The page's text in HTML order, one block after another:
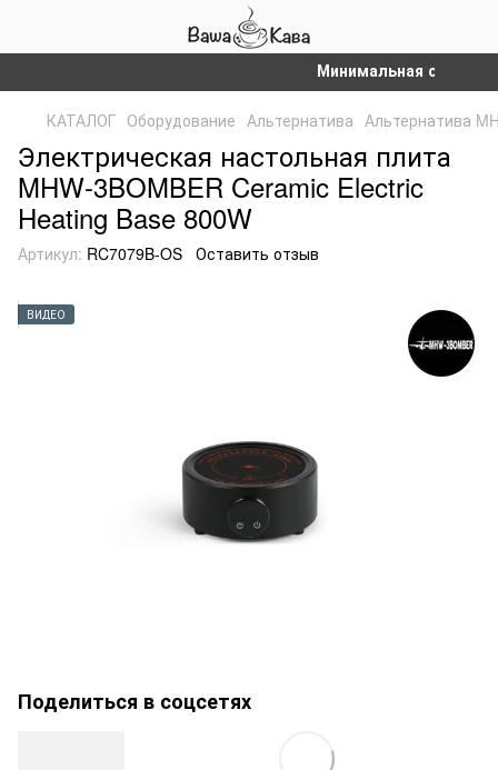
Минимальная сумма
КАТАЛОГ Оборудование Альтернатива Альтернатива
Электрическая настольная плита
MHW-3BOMBER Ceramic Electric
Heating Base 800W
Артикул: RC7079B-OS Оставить отзыв
ВИДЕО
Поделиться в соцсетях